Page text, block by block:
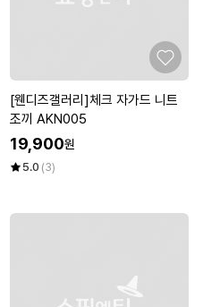
[웬디즈갤러리]체크 자가드 니트
조끼 AKN005
19,900원
5.0 (3)